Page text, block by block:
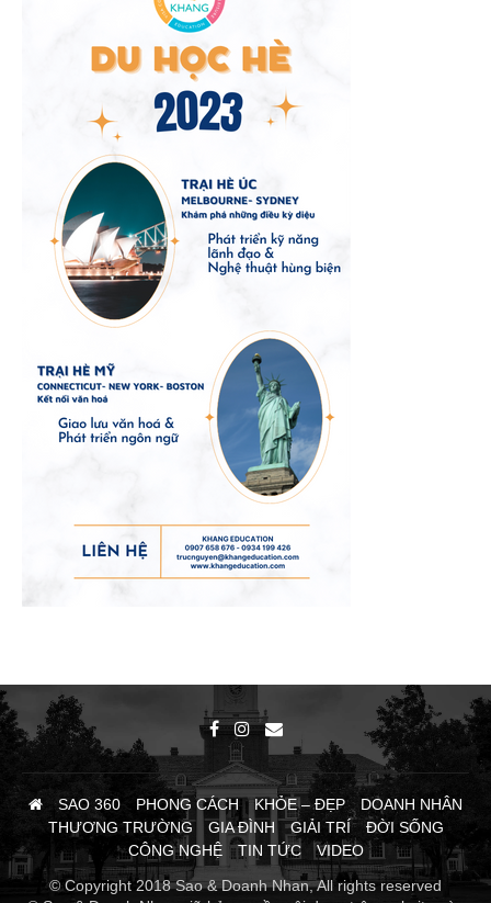
SAO 360 PHONG CÁCH KHỎE – ĐẸP
DOANH NHÂN
THƯƠNG TRƯỜNG
GIA ĐÌNH GIẢI TRÍ
ĐỜI SỐNG
CÔNG NGHỆ
TIN TỨC
VIDEO
© Copyright 2018 Sao & Doanh Nhan, All rights reserved